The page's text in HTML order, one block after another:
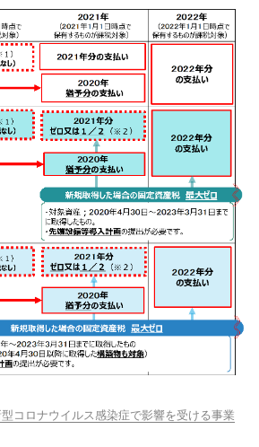
コロナウイルス感染症で影響を受ける事業